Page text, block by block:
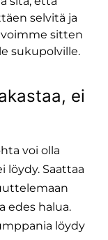
selvitä ja
sitten
sukupolville.
ei
voi olla
löydy. Saattaa
edes halua.
löydy